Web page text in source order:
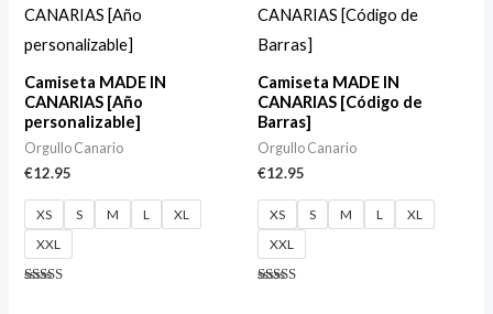
Camiseta MADE IN
CANARIAS [Año
personalizable]
Orgullo Canario
€12.95
XS S M L
XL
XXL
Camiseta MADE IN
CANARIAS [Código de
Barras]
Orgullo Canario
€12.95
XS S M L
XL
XXL